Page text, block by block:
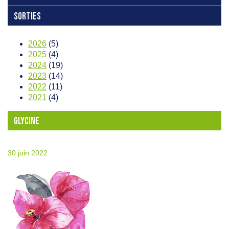
SORTIES
2026 (5)
2025 (4)
2024 (19)
2023 (14)
2022 (11)
2021 (4)
GLYCINE
30 juin 2022